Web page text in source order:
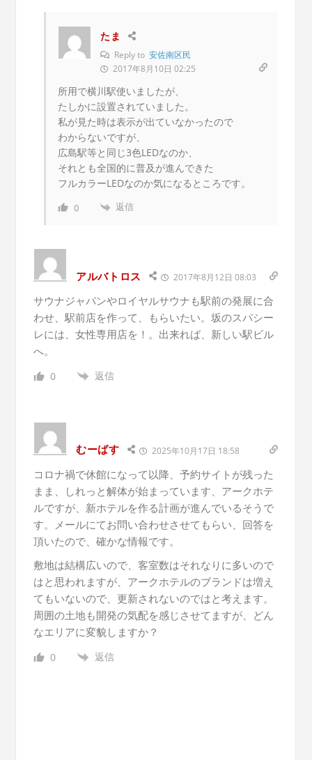
たま
Reply to 安佐南区民
2017年8月10日 02:25
所用で横川駅使いましたが、
たしかに設置されていました。
私が見た時は表示が出ていなかったので
わからないですが、
広島駅等と同じ3色LEDなのか、
それとも全国的に普及が進んできた
フルカラーLEDなのか気になるところです。
0 返信
アルバトロス 2017年8月12日 08:03
サウナジャパンやロイヤルサウナも駅前の発展に合
わせ、駅前店を作って、もらいたい。坂のスパシー
レには、女性専用店を！。出来れば、新しい駅ビル
へ。
0 返信
むーばす 2025年10月17日 18:58
コロナ禍で休館になって以降、予約サイトが残った
まま、しれっと解体が始まっています、アークホテ
ルですが、新ホテルを作る計画が進んでいるそうで
す。メールにてお問い合わせさせてもらい、回答を
頂いたので、確かな情報です。
敷地は結構広いので、客室数はそれなりに多いので
はと思われますが、アークホテルのブランドは増え
てもいないので、更新されないのではと考えます。
周囲の土地も開発の気配を感じさせてますが、どん
なエリアに変貌しますか？
0 返信